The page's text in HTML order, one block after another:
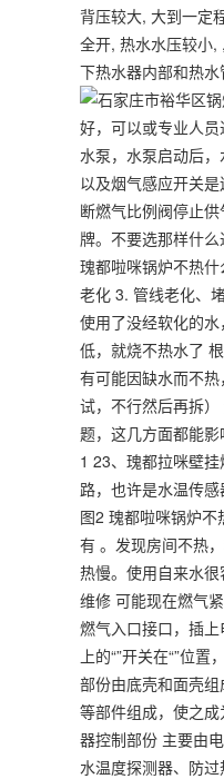
背压较大, 大到一定
全开, 热水水压较小,
下热水器内部和热
好，可以或专业人
水泵，水泵启动后
以及烟气感应开关
断燃气比例阀停止
牌。不要选那样什
瑰都啦咪锅炉不热
老化 3. 管线老化、
使用了没经软化的
低，就烧不热水了
有可能因缺水而不
试，不行然后再拆
题，这几方面都能
1 23、瑰都拉咪壁
路，也许是水温传
图2 瑰都啦咪锅炉
有 。发现房间不热
热慢。使用自来水
维修 可能现在燃气
燃气入口接口，插
上的“”开关在“”位
部份由底壳和面壳
等部件组成，使之
器控制部份 主要由
水温度探测器、防